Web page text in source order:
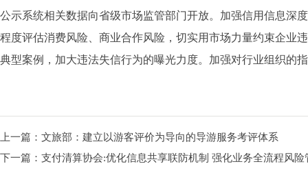
公示系统相关数据向省级市场监管部门开放。加强信用信息深
程度评估消费风险、商业合作风险，切实用市场力量约束企业
典型案例，加大违法失信行为的曝光力度。加强对行业组织的
上一篇： 文旅部：建立以游客评价为导向的导游服务考评体系
下一篇： 支付清算协会:优化信息共享联防机制 强化业务全流程风险